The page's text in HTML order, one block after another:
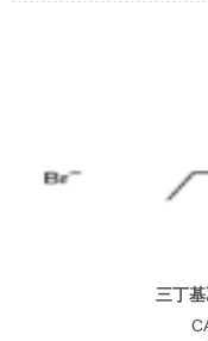
三丁